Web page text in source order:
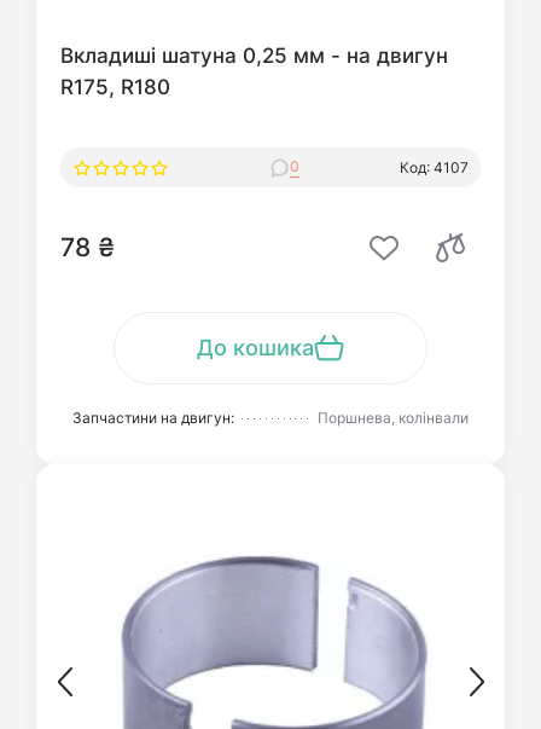
Вкладиші шатуна 0,25 мм - на двигун
R175, R180
0 Код: 4107
78 ₴
До кошика
Запчастини на двигун: Поршнева, колінвали